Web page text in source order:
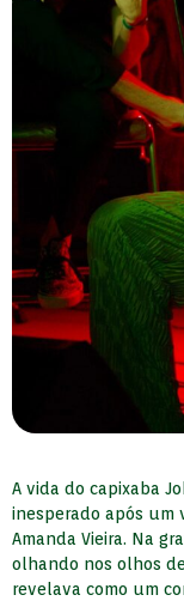
A vida do capixaba
inesperado após um
Amanda Vieira. Na
olhando nos olhos
revelava como um